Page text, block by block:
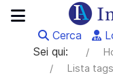
Cerca
Sei qui:
Lista